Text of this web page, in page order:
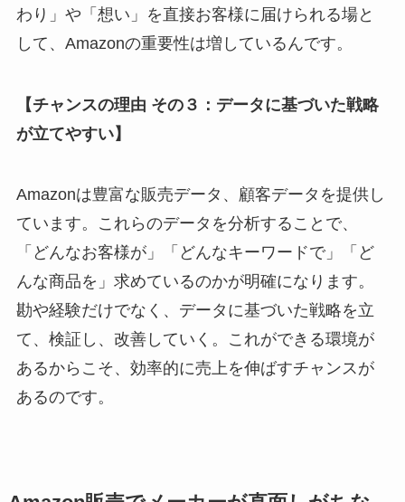
わり」や「想い」を直接お客様に届けられる場と
して、Amazonの重要性は増しているんです。
【チャンスの理由 その３：データに基づいた戦略
が立てやすい】
Amazonは豊富な販売データ、顧客データを提供し
ています。これらのデータを分析することで、
「どんなお客様が」「どんなキーワードで」「ど
んな商品を」求めているのかが明確になります。
勘や経験だけでなく、データに基づいた戦略を立
て、検証し、改善していく。これができる環境が
あるからこそ、効率的に売上を伸ばすチャンスが
あるのです。